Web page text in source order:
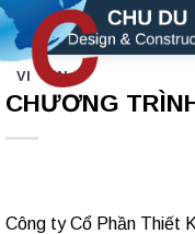
Skip
to
content
VI EN
CHƯƠNG
Công ty Cổ Phần Thiết